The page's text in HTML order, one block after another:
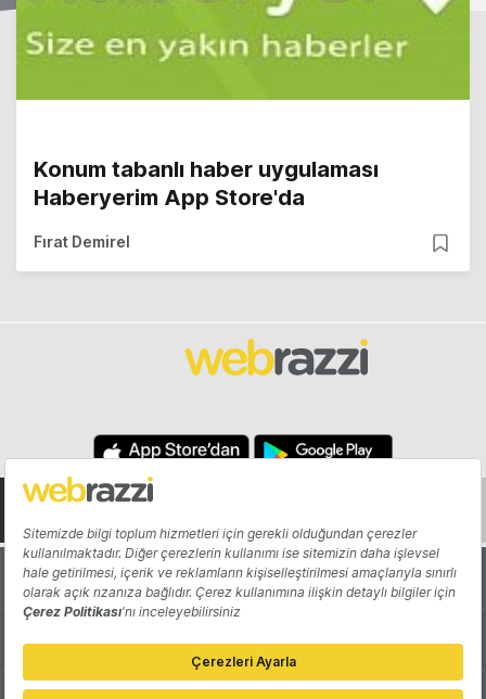
Konum tabanlı haber uygulaması
Haberyerim App Store'da
Fırat Demirel
Hakkında Yazarlar
Katkıda Bulun Reklam